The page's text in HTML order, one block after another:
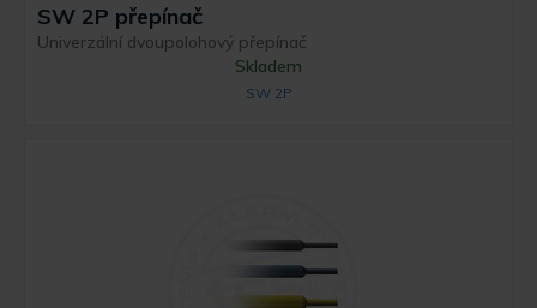
SW 2P přepínač
Univerzální dvoupolohový přepínač
Skladem
SW 2P